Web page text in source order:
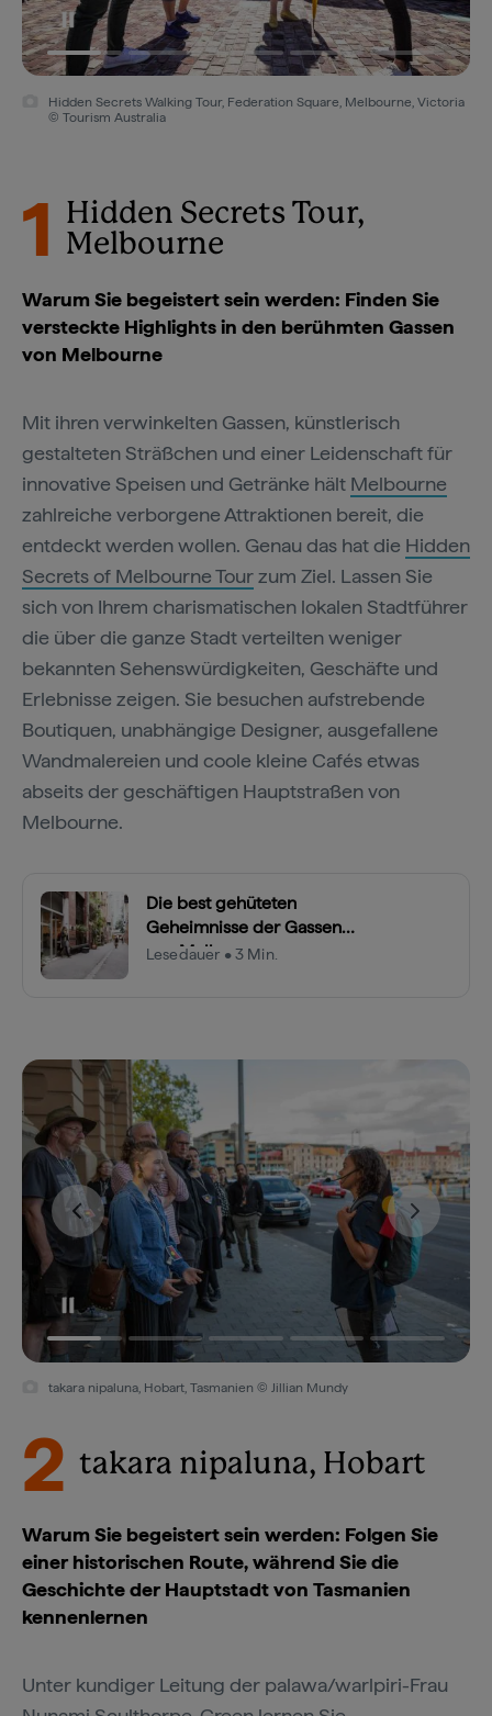
Hidden Secrets Walking Tour, Federation Square, Melbourne, Victoria
© Tourism Australia
1
Hidden Secrets Tour,
Melbourne
Warum Sie begeistert sein werden: Finden Sie
versteckte Highlights in den berühmten Gassen
von Melbourne
Mit ihren verwinkelten Gassen, künstlerisch
gestalteten Sträßchen und einer Leidenschaft für
innovative Speisen und Getränke hält Melbourne
zahlreiche verborgene Attraktionen bereit, die
entdeckt werden wollen. Genau das hat die Hidden
Secrets of Melbourne Tourzum Ziel. Lassen Sie
sich von Ihrem charismatischen lokalen Stadtführer
die über die ganze Stadt verteilten weniger
bekannten Sehenswürdigkeiten, Geschäfte und
Erlebnisse zeigen. Sie besuchen aufstrebende
Boutiquen, unabhängige Designer, ausgefallene
Wandmalereien und coole kleine Cafés etwas
abseits der geschäftigen Hauptstraßen von
Melbourne.
Die best gehüteten
Geheimnisse der Gassen
von Melbourne
Lesedauer • 3 Min.
takara nipaluna, Hobart, Tasmanien © Jillian Mundy
2 takara nipaluna, Hobart
Warum Sie begeistert sein werden: Folgen Sie
einer historischen Route, während Sie die
Geschichte der Hauptstadt von Tasmanien
kennenlernen
Unter kundiger Leitung der palawa/warlpiri-Frau